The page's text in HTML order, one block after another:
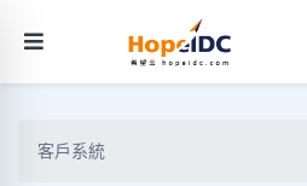
客戶系統